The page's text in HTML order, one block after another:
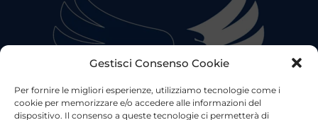
Gestisci Consenso Cookie
Per fornire le migliori esperienze, utilizziamo tecnologie come i
cookie per memorizzare e/o accedere alle informazioni del
dispositivo. Il consenso a queste tecnologie ci permetterà di